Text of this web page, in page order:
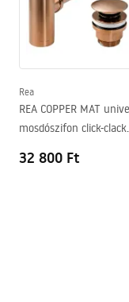
Szélesség
Magasság
Forma
Csaptelep szerelési
Garanciális
Rea
REA COPPER MAT
mosdószifon click-clack
32 800 Ft